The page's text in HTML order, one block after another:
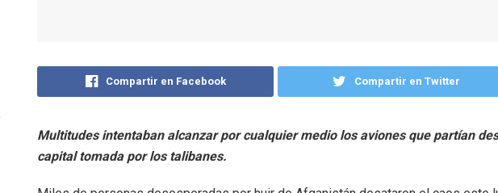
Compartir en Facebook Compartir en Twitter
Multitudes intentaban alcanzar por cualquier medio los aviones que partían
capital tomada por los talibanes.